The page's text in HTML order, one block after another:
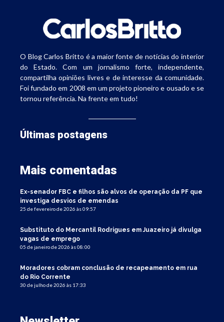
O Blog Carlos Britto é a maior fonte de notícias do interior
do Estado. Com um jornalismo forte, independente,
compartilha opiniões livres e de interesse da comunidade.
Foi fundado em 2008 em um projeto pioneiro e ousado e se
tornou referência. Na frente em tudo!
Últimas postagens
Mais comentadas
Ex-senador FBC e filhos são alvos de operação da PF que
investiga desvios de emendas
25 de fevereiro de 2026 às 09:57
Substituto do Mercantil Rodrigues em Juazeiro já divulga
vagas de emprego
05 de janeiro de 2026 às 08:00
Moradores cobram conclusão de recapeamento em rua
do Rio Corrente
30 de julho de 2026 às 17:33